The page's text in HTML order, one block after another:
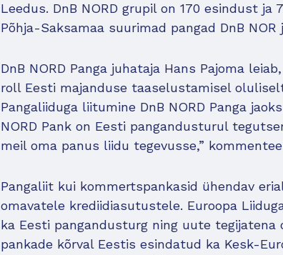
Leedus. DnB NORD grupil on 170 esindust
Põhja-Saksamaa suurimad pangad DnB NOR
DnB NORD Panga juhataja Hans Pajoma
roll Eesti majanduse taaselustamisel
Pangaliiduga liitumine DnB NORD Panga
NORD Pank on Eesti pangandusturul
meil oma panus liidu tegevusse,”
Pangaliit kui kommertspankasid ühendav
omavatele krediidiasutustele. Euroopa
ka Eesti pangandusturg ning uute
pankade kõrval Eestis esindatud ka Kesk-